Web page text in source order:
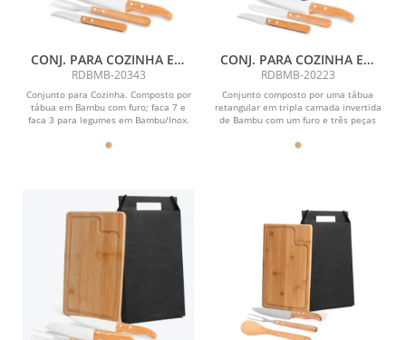
CONJ. PARA COZINHA EM
BAMBU / MADEIRA / INOX
OREGON - 4 PÇS
RDBMB-20343
Conjunto para Cozinha. Composto por
tábua em Bambu com furo; faca 7 e
faca 3 para legumes em Bambu/Inox.
CONJ. PARA COZINHA EM
BAMBU / MADEIRA / INOX
OREGON - 4 PÇS
RDBMB-20223
Conjunto composto por uma tábua
retangular em tripla camada invertida
de Bambu com um furo e três peças